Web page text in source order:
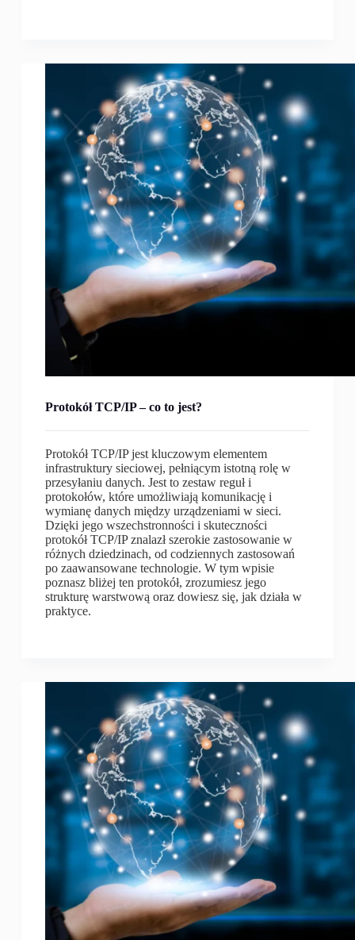
Protokół TCP/IP – co to jest?
Protokół TCP/IP jest kluczowym elementem
infrastruktury sieciowej, pełniącym istotną rolę w
przesyłaniu danych. Jest to zestaw reguł i
protokołów, które umożliwiają komunikację i
wymianę danych między urządzeniami w sieci.
Dzięki jego wszechstronności i skuteczności
protokół TCP/IP znalazł szerokie zastosowanie w
różnych dziedzinach, od codziennych zastosowań
po zaawansowane technologie. W tym wpisie
poznasz bliżej ten protokół, zrozumiesz jego
strukturę warstwową oraz dowiesz się, jak działa w
praktyce.